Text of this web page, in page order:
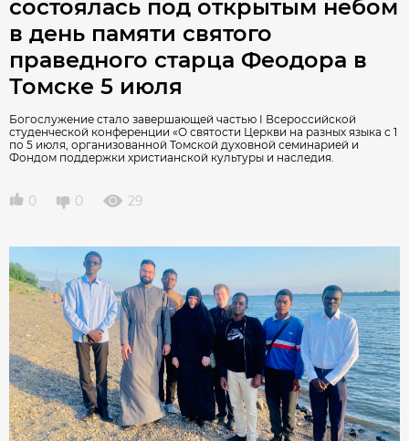
состоялась под открытым небом
в день памяти святого
праведного старца Феодора в
Томске 5 июля
Богослужение стало завершающей частью I Всероссийской
студенческой конференции «О святости Церкви на разных языка с 1
по 5 июля, организованной Томской духовной семинарией и
Фондом поддержки христианской культуры и наследия.
0 0 29